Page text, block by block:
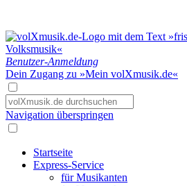
Benutzer-Anmeldung
Dein Zugang zu »Mein volXmusik.de«
Navigation überspringen
Startseite
Express-Service
für Musikanten